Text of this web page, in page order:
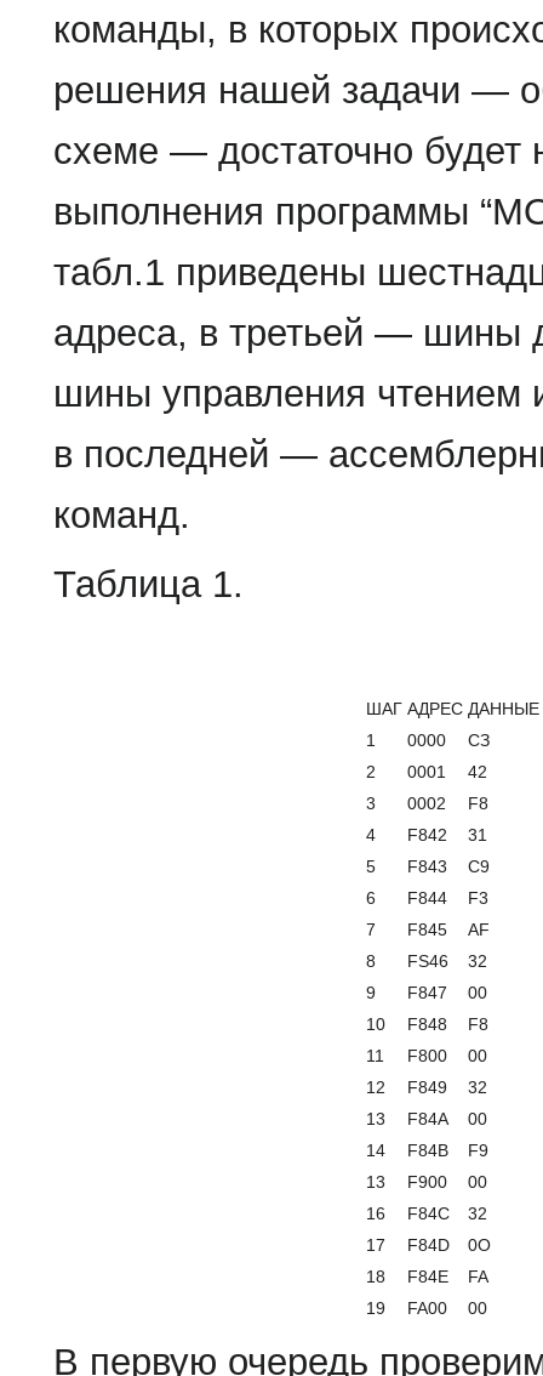
команды, в которых
решения нашей задачи —
схеме — достаточно будет
выполнения программы
табл.1 приведены
адреса, в третьей — шины
шины управления чтением
в последней —
команд.
Таблица 1.
ШАГ АДРЕС ДАННЫЕ
1
0000
СЗ
2
0001
42
3
0002
F8
4
F842
31
5
F843
С9
6
F844
F3
7
F845
AF
8
FS46
32
9
F847
00
10
F848
F8
11
F800
00
12
F849
32
13
F84A
00
14
F84B
F9
13
F900
00
16
F84C
32
17
F84D
0О
18
F84E
FA
19
FA00 00
В первую очередь